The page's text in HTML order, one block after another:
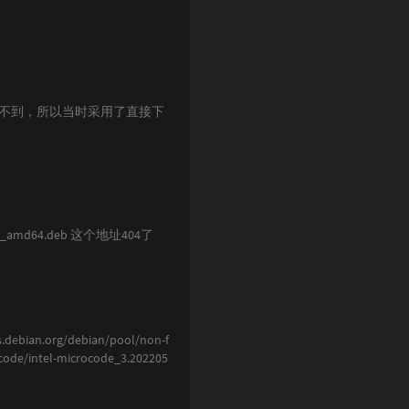
到，所以当时采用了直接下
这个地址404了
debian/pool/non-f
intel-microcode_3.202205